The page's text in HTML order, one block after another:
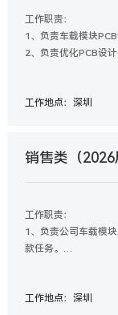
工作职责：
1、负责车载模块
2、负责优化PCB设
工作地点：深圳
销售类（2026
工作职责：
1、负责公司车载模
款任务。
工作地点：深圳